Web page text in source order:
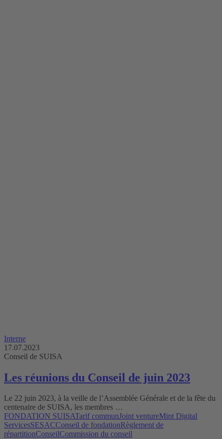
Interne
17.07.2023
Conseil de SUISA
Les réunions du Conseil de juin 2023
Le 22 juin 2023, à la veille de l’Assemblée Générale et de la fête du
centenaire de SUISA, les membres …
FONDATION SUISATarif communJoint ventureMint Digital
ServicesSESACConseil de fondationRèglement de
répartitionConseilCommission du conseil